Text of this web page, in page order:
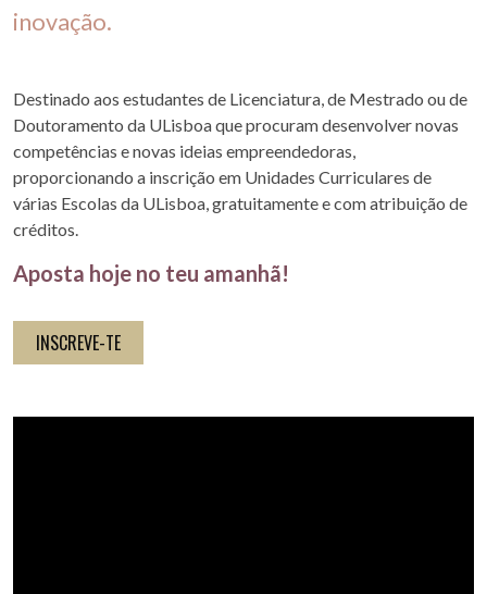
inovação.
Destinado aos estudantes de Licenciatura, de Mestrado ou de
Doutoramento da ULisboa que procuram desenvolver novas
competências e novas ideias empreendedoras,
proporcionando a inscrição em Unidades Curriculares de
várias Escolas da ULisboa, gratuitamente e com atribuição de
créditos.
Aposta hoje no teu amanhã!
INSCREVE-TE